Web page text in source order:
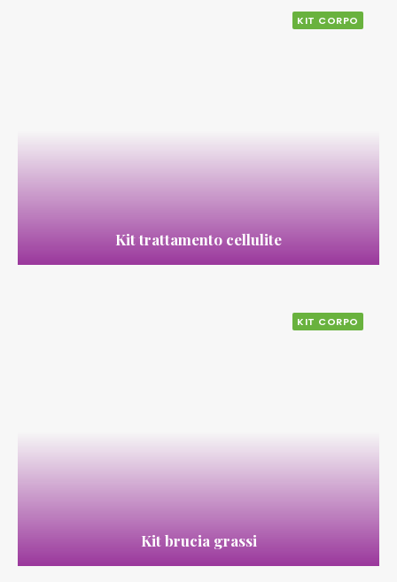
KIT CORPO
Kit trattamento cellulite
KIT CORPO
Kit brucia grassi